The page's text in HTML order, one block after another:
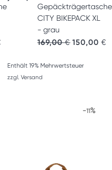
Preis war: 149,00 €
Aktueller Preis ist: 130,00 €.
Gepäckträgertasche
CITY BIKEPACK XL
- grau
169,00€ 150,00 €
Enthält 19% Mehrwertsteuer
zzgl. Versand
-11%